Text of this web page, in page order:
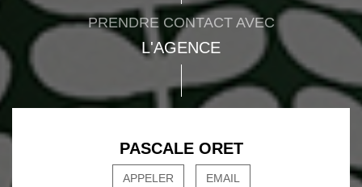
PRENDRE CONTACT AVEC
L'AGENCE
PASCALE ORET
APPELER EMAIL